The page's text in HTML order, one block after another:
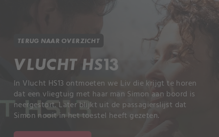
TERUG NAAR OVERZICHT
VLUCHT HS13
In Vlucht HS13 ontmoeten we Liv die krijgt te horen
dat een vliegtuig met haar man Simon aan boord is
neergestort. Later blijkt uit de passagierslijst dat
Simon nooit in het toestel heeft gezeten.